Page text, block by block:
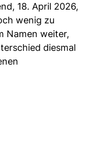
18. April 2026,
wenig zu
Namen weiter,
diesmal